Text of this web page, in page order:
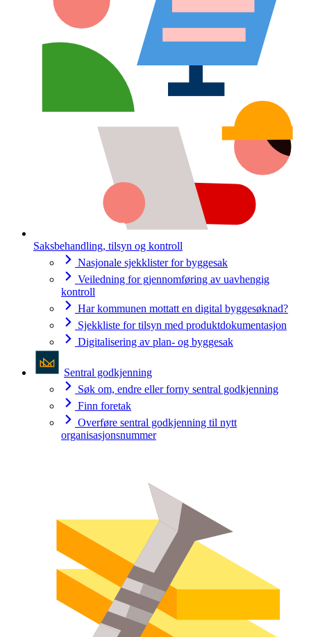
Saksbehandling, tilsyn og kontroll
Nasjonale sjekklister for byggesak
Veiledning for gjennomføring av uavhengig
kontroll
Har kommunen mottatt en digital byggesøknad?
Sjekkliste for tilsyn med produktdokumentasjon
Digitalisering av plan- og byggesak
Sentral godkjenning
Søk om, endre eller forny sentral godkjenning
Finn foretak
Overføre sentral godkjenning til nytt
organisasjonsnummer